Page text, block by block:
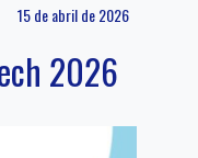
15 de abril de 2026
2026